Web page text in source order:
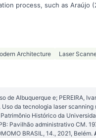
process, such as Araújo
Architecture Laser
de Albuquerque e; PEREIRA,
Uso da tecnologia laser scanning
Histórico da
Pavilhão administrativo CM.
BRASIL, 14., 2021, Belém.